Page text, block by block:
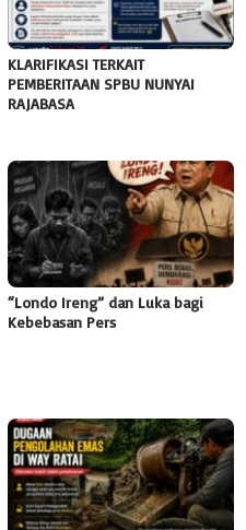
KLARIFIKASI TERKAIT
PEMBERITAAN SPBU NUNYAI
RAJABASA
“Londo Ireng” dan Luka bagi
Kebebasan Pers